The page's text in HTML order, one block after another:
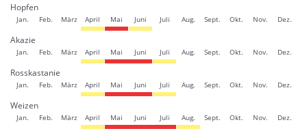
Hopfen
Jan. Feb. März April Mai Juni Juli Aug. Sept. Okt. Nov. Dez.
Akazie
Jan. Feb. März April Mai Juni Juli Aug. Sept. Okt. Nov. Dez.
Rosskastanie
Jan. Feb. März April Mai Juni Juli Aug. Sept. Okt. Nov. Dez.
Weizen
Jan. Feb. März April Mai Juni Juli Aug. Sept. Okt. Nov. Dez.